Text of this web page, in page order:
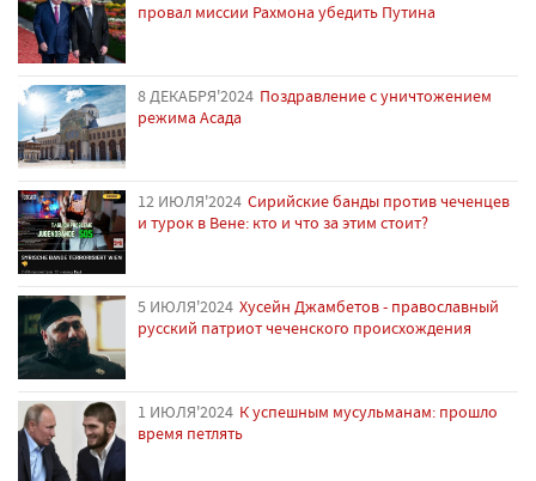
провал миссии Рахмона убедить Путина
8 ДЕКАБРЯ'2024 Поздравление с уничтожением
режима Асада
12 ИЮЛЯ'2024 Сирийские банды против чеченцев
и турок в Вене: кто и что за этим стоит?
5 ИЮЛЯ'2024 Хусейн Джамбетов - православный
русский патриот чеченского происхождения
1 ИЮЛЯ'2024 К успешным мусульманам: прошло
время петлять